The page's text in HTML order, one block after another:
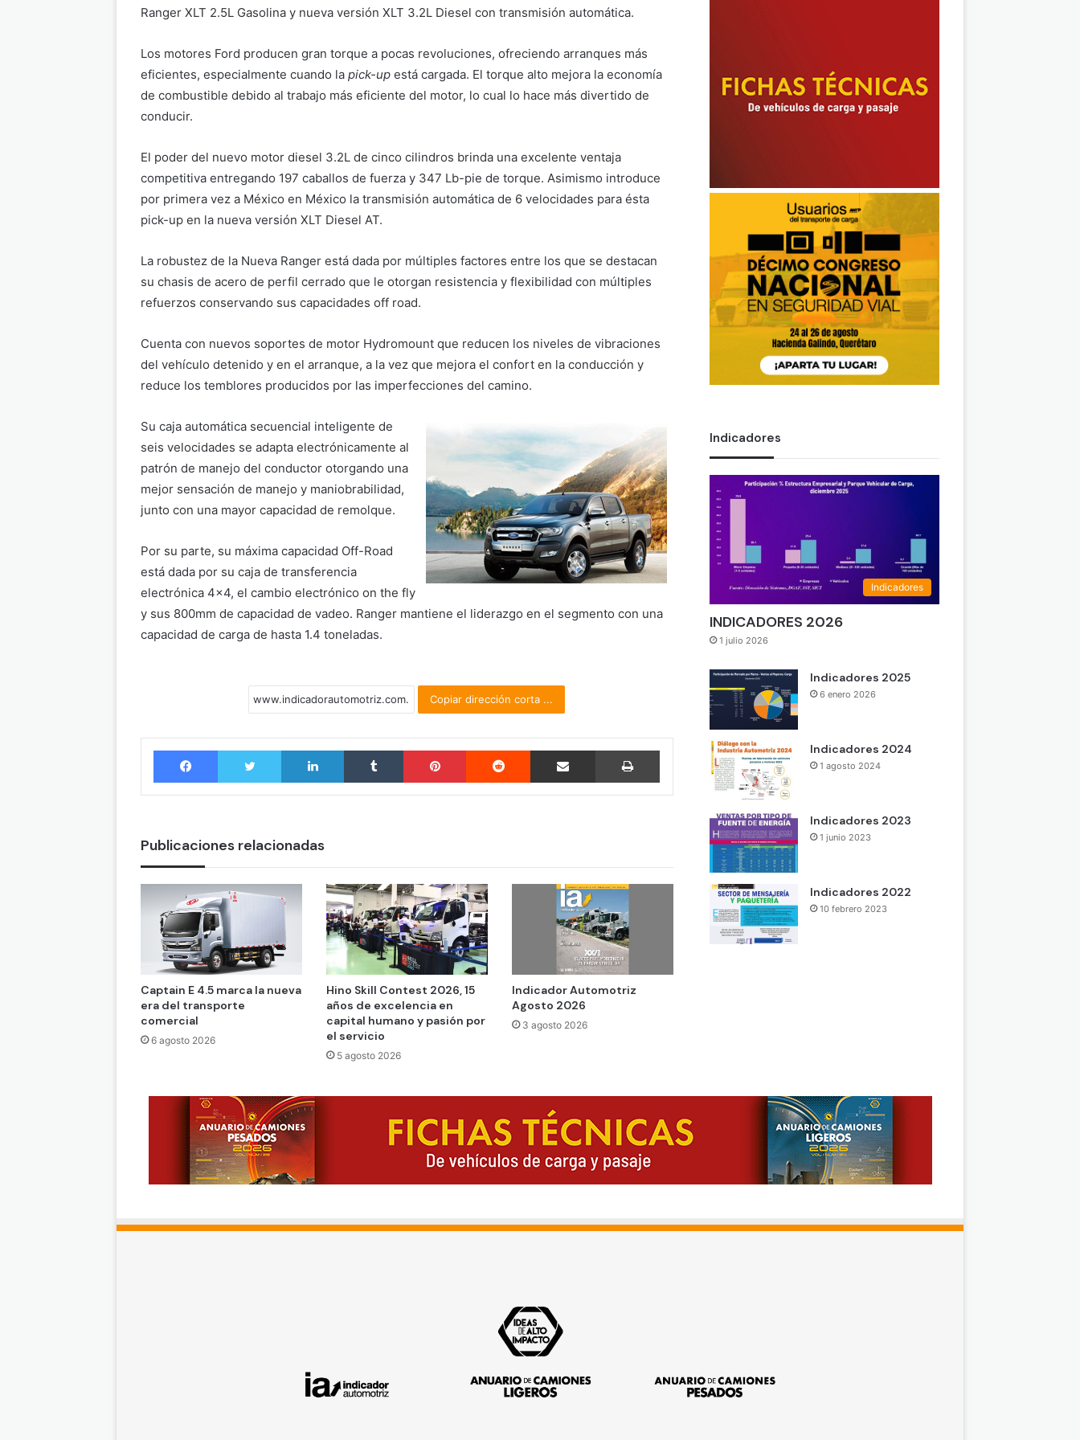
Ranger XLT 2.5L Gasolina y nueva versión XLT 3.2L Diesel con transmisión automática.
Los motores Ford producen gran torque a pocas revoluciones, ofreciendo arranques más
eficientes, especialmente cuando la pick-up está cargada. El torque alto mejora la economía
de combustible debido al trabajo más eficiente del motor, lo cual lo hace más divertido de
conducir.
El poder del nuevo motor diesel 3.2L de cinco cilindros brinda una excelente ventaja
competitiva entregando 197 caballos de fuerza y 347 Lb-pie de torque. Asimismo introduce
por primera vez a México en México la transmisión automática de 6 velocidades para ésta
pick-up en la nueva versión XLT Diesel AT.
La robustez de la Nueva Ranger está dada por múltiples factores entre los que se destacan
su chasis de acero de perfil cerrado que le otorgan resistencia y flexibilidad con múltiples
refuerzos conservando sus capacidades off road.
Cuenta con nuevos soportes de motor Hydromount que reducen los niveles de vibraciones
del vehículo detenido y en el arranque, a la vez que mejora el confort en la conducción y
reduce los temblores producidos por las imperfecciones del camino.
Su caja automática secuencial inteligente de
seis velocidades se adapta electrónicamente al
patrón de manejo del conductor otorgando una
mejor sensación de manejo y maniobrabilidad,
junto con una mayor capacidad de remolque.
Por su parte, su máxima capacidad Off-Road
está dada por su caja de transferencia
electrónica 4×4, el cambio electrónico on the fly
y sus 800mm de capacidad de vadeo. Ranger mantiene el liderazgo en el segmento con una
capacidad de carga de hasta 1.4 toneladas.
Copiar dirección corta ...
Facebook Twitter LinkedIn Tumblr Pinterest Reddit Compartir por correo electrónico
Publicaciones relacionadas
Captain E 4.5 marca la nueva
era del transporte
comercial
6 agosto 2026
Hino Skill Contest 2026, 15
años de excelencia en
capital humano y pasión por
el servicio
5 agosto 2026
Indicador Automotriz
Agosto 2026
3 agosto 2026
Indicadores
Indicadores
INDICADORES 2026
1 julio 2026
Indicadores 2025
6 enero 2026
Indicadores 2024
1 agosto 2024
Indicadores 2023
1 junio 2023
Indicadores 2022
10 febrero 2023